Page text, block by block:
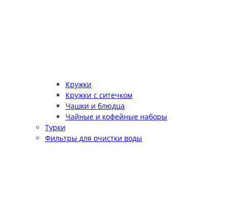
Кружки
Кружки с ситечком
Чашки и блюдца
Чайные и кофейные наборы
Турки
Фильтры для очистки воды